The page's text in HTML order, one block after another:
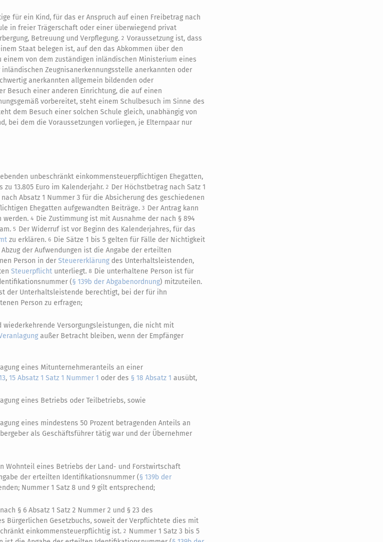
für ein Kind, für das er Anspruch auf einen Freibetrag nach
in freier Trägerschaft oder einer überwiegend privat
Betreuung und Verpflegung. 2 Voraussetzung ist, dass
Staat belegen ist, auf den das Abkommen über den
von dem zuständigen inländischen Ministerium eines
Zeugnisanerkennungsstelle anerkannten oder
anerkannten allgemein bildenden oder
Besuch einer anderen Einrichtung, die auf einen
vorbereitet, steht einem Schulbesuch im Sinne des
dem Besuch einer solchen Schule gleich, unabhängig von
bei dem die Voraussetzungen vorliegen, je Elternpaar nur
unbeschränkt einkommensteuerpflichtigen Ehegatten,
13.805 Euro im Kalenderjahr. 2 Der Höchstbetrag nach Satz 1
Absatz 1 Nummer 3 für die Absicherung des geschiedenen
Ehegatten aufgewandten Beiträge. 3 Der Antrag kann
werden. 4 Die Zustimmung ist mit Ausnahme der nach § 894
5 Der Widerruf ist vor Beginn des Kalenderjahres, für das
zu erklären. 6 Die Sätze 1 bis 5 gelten für Fälle der Nichtigkeit
der Aufwendungen ist die Angabe der erteilten
Person in der Steuererklärungdes Unterhaltsleistenden,
Steuerpflichtunterliegt. 8 Die unterhaltene Person ist für
(§ 139b der Abgabenordnung) mitzuteilen.
der Unterhaltsleistende berechtigt, bei der für ihn
Person zu erfragen;
Versorgungsleistungen, die nicht mit
außer Betracht bleiben, wenn der Empfänger
eines Mitunternehmeranteils an einer
,15 Absatz 1 Satz 1 Nummer 1 oder des § 18 Absatz 1 ausübt,
eines Betriebs oder Teilbetriebs, sowie
eines mindestens 50 Prozent betragenden Anteils an
als Geschäftsführer tätig war und der Übernehmer
Wohnteil eines Betriebs der Land- und Forstwirtschaft
der erteilten Identifikationsnummer (§ 139b der
Nummer 1 Satz 8 und 9 gilt entsprechend;
§ 6 Absatz 1 Satz 2 Nummer 2 und § 23 des
Bürgerlichen Gesetzbuchs, soweit der Verpflichtete dies mit
einkommensteuerpflichtig ist. 2 Nummer 1 Satz 3 bis 5